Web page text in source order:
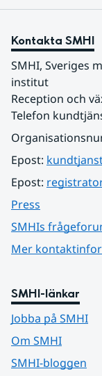
Kontakta SMHI
SMHI, Sveriges
institut
Reception och
Telefon
Epost:
Epost:
Press
SMHIs
Mer
SMHI-länkar
Jobba på SMHI
Om SMHI
SMHI-bloggen